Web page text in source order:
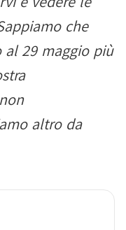
che
29 maggio più
altro da